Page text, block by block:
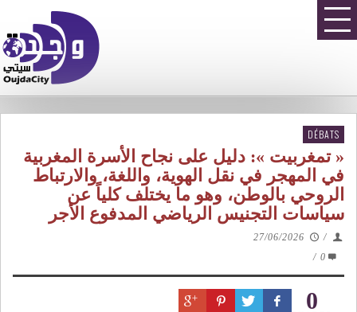
DÉBATS
« تمغربيت »: دليل على نجاح الأسرة المغربية
في المهجر في نقل الهوية، واللغة، والارتباط
الروحي بالوطن، وهو ما يختلف كلياً عن
سياسات التجنيس الرياضي المدفوع الأجر
/
27/06/2026
0
/
0